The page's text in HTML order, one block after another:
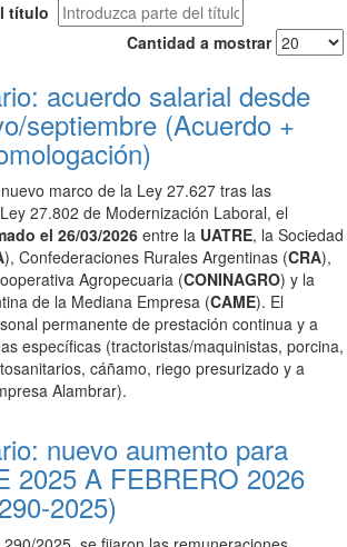
título
Cantidad a mostrar
acuerdo salarial desde
septiembre (Acuerdo +
marco de la Ley 27.627 tras las
27.802 de Modernización Laboral, el
el 26/03/2026 entre la UATRE, la Sociedad
), Confederaciones Rurales Argentinas (CRA),
Agropecuaria (CONINAGRO) y la
de la Mediana Empresa (CAME). El
permanente de prestación continua y a
específicas (tractoristas/maquinistas, porcina,
cáñamo, riego presurizado y a
Alambrar).
nuevo aumento para
2025 A FEBRERO 2026
2025)